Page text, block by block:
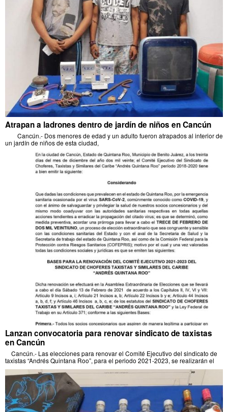
Atrapan a ladrones dentro de jardín de niños en Cancún
Cancún.- Dos menores de edad y un adulto fueron atrapados al interior de
un jardín de niños de esta ciudad,
Lanzan convocatoria para renovar sindicato de taxistas
en Cancún
Cancún.- Las elecciones para renovar el Comité Ejecutivo del sindicato de
taxistas “Andrés Quintana Roo”, para el periodo 2021-2023, se realizarán el